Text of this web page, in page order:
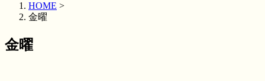
HOME >
金曜
金曜